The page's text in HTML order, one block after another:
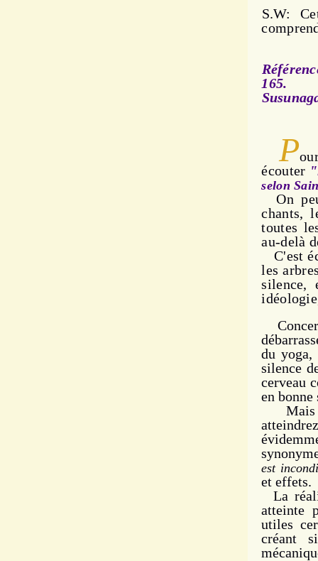
S.W:
165.
P
écouter
selon
On
chants,
toutes
au-delà
C'est
les
silence,
du yoga,
silence
cerveau
en
Mais
est
et effets.
La
atteinte
utiles
créant